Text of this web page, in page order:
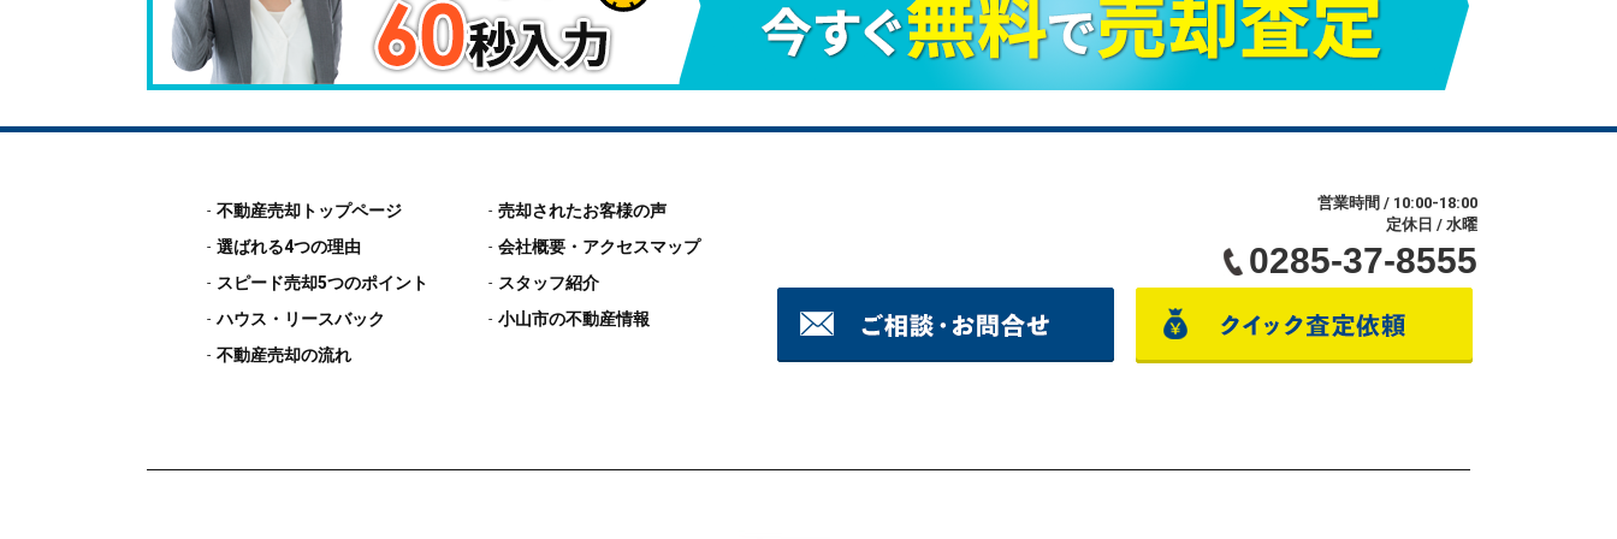
不動産売却トップページ
選ばれる4つの理由
スピード売却5つのポイント
ハウス・リースバック
不動産売却の流れ
売却されたお客様の声
会社概要・アクセスマップ
スタッフ紹介
小山市の不動産情報
営業時間 / 10:00-18:00
定休日 / 水曜
0285-37-8555